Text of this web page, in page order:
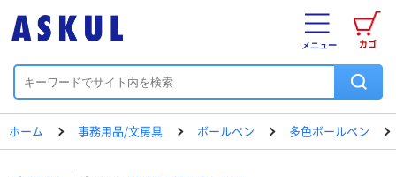
カゴ
メニュー
ホーム 事務用品/文房具 ボールペン 多色ボールペン